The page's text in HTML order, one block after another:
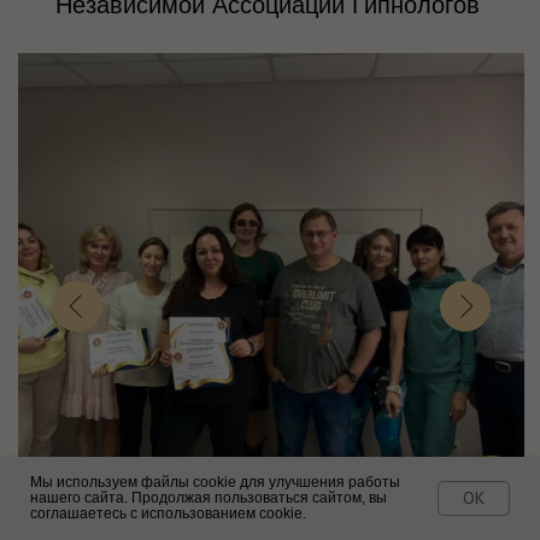
С АВТОРСКИМ НАВЕДЕНИЕМ БЕСПЛАТНО
Оставить заявку
Мы используем файлы cookie для улучшения работы
нашего сайта. Продолжая пользоваться сайтом, вы
соглашаетесь с использованием cookie.
OK